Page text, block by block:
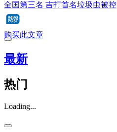
全国第三名 吉打首名垃圾虫被控
购买此文章
最新
热门
Loading...